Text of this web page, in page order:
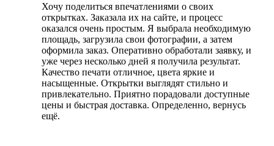
Хочу поделиться впечатлениями о своих
открытках. Заказала их на сайте, и процесс
оказался очень простым. Я выбрала необходимую
площадь, загрузила свои фотографии, а затем
оформила заказ. Оперативно обработали заявку, и
уже через несколько дней я получила результат.
Качество печати отличное, цвета яркие и
насыщенные. Открытки выглядят стильно и
привлекательно. Приятно порадовали доступные
цены и быстрая доставка. Определенно, вернусь
ещё.